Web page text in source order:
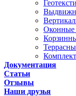
Оконные
Документация
Статьи
Отзывы
Наши друзья